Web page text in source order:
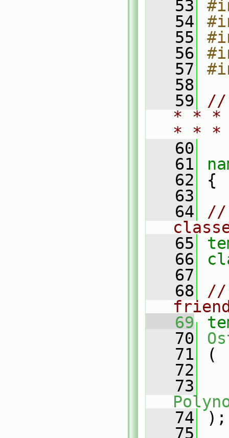
   53
   54
   55
   56
   57
   58
   59
//
* * *
* *
   60
   61
   62
{
   63
   64
//
   65
   66
   67
   68
//
   69
   70
   71
(
   72
   73
   74
);
   75